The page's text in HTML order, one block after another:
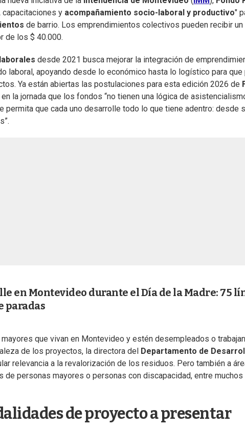
capacitaciones y acompañamiento socio-laboral y productivo"
de barrio. Los emprendimientos colectivos pueden recibir un
de los $ 40.000.
desde 2021 busca mejorar la integración de
laboral, apoyando desde lo económico hasta lo logístico para que
Ya están abiertas las postulaciones para esta edición 2026 de
la jornada que los fondos “no tienen una lógica de
permita que cada uno desarrolle todo lo que tiene adentro: desde
en Montevideo durante el Día de la Madre: 75
paradas
que vivan en Montevideo y estén desempleados o
de los proyectos, la directora del
Departamento de
relevancia a la revalorización de los residuos. Pero también a
de personas mayores o personas con discapacidad, entre
de proyecto a presentar